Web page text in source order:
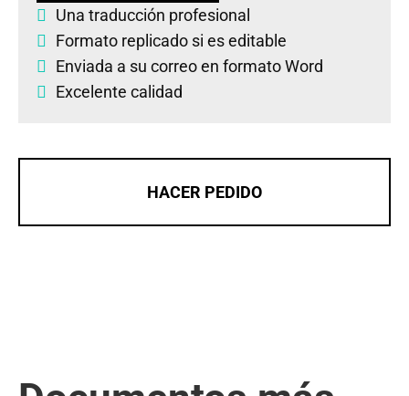
Una traducción profesional
Formato replicado si es editable
Enviada a su correo en formato Word
Excelente calidad
HACER PEDIDO